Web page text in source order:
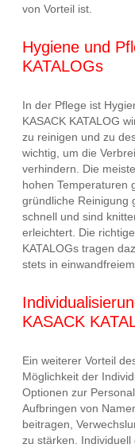
von Vorteil ist.
Hygiene und
KATALOGs
In der Pflege ist
KASACK KATALOG
zu reinigen und zu
wichtig, um die
verhindern. Die
hohen Temperaturen
gründliche Reinigung
schnell und sind
erleichtert. Die
KATALOGs tragen
stets in
KASACK
Ein weiterer Vorteil
Möglichkeit der
Optionen zur
Aufbringen von
beitragen,
zu stärken. Individuell